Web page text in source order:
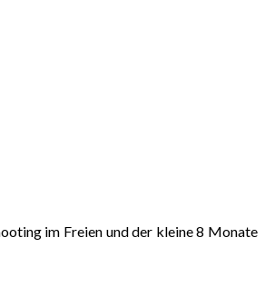
im Freien und der kleine 8 Monate